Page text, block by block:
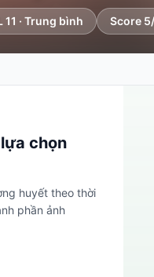
11 · Trung bình Score
chọn
huyết theo thời
phần ảnh